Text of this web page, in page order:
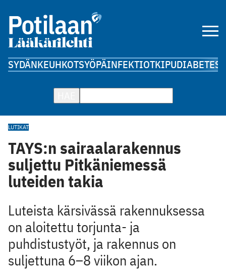
SYDÄNKEUHKOTSYÖPÄINFEKTIOTKIPUDIABETES
LUTIKAT
TAYS:n sairaalarakennus
suljettu Pitkäniemessä
luteiden takia
Luteista kärsivässä rakennuksessa
on aloitettu torjunta- ja
puhdistustyöt, ja rakennus on
suljettuna 6–8 viikon ajan.